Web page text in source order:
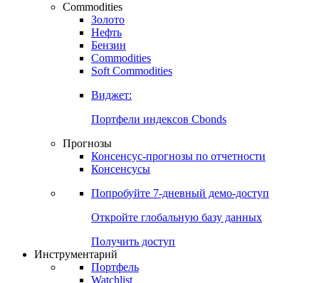
Виджет:
Карта процентных ставок
Commodities
Золото
Бензин
Soft Commodities
Виджет:
Портфели индексов Cbonds
Прогнозы
Консенсусы
Попробуйте7-дневный
Откройте глобальную базу данных